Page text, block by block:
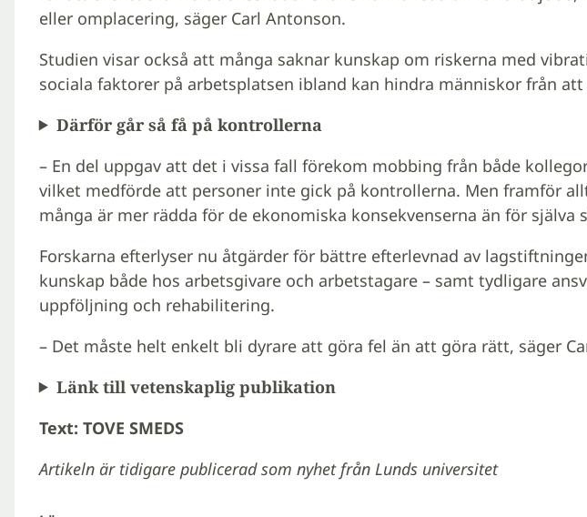
eller omplacering, säger Carl Antonson.
Studien visar också att många saknar kunskap om riskerna med
sociala faktorer på arbetsplatsen ibland kan hindra människor från
Därför går så få på kontrollerna
– En del uppgav att det i vissa fall förekom mobbing från både
vilket medförde att personer inte gick på kontrollerna. Men framför
många är mer rädda för de ekonomiska konsekvenserna än för själva
Forskarna efterlyser nu åtgärder för bättre efterlevnad av
kunskap både hos arbetsgivare och arbetstagare – samt tydligare
uppföljning och rehabilitering.
– Det måste helt enkelt bli dyrare att göra fel än att göra rätt, säger
Länk till vetenskaplig publikation
Text: TOVE SMEDS
Artikeln är tidigare publicerad som nyhet från Lunds universitet